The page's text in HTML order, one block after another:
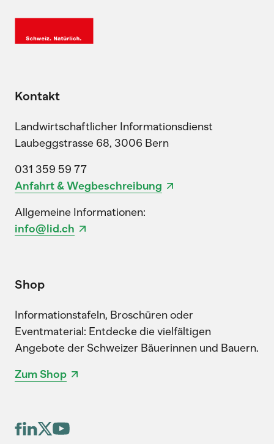
Kontakt
Landwirtschaftlicher Informationsdienst
Laubeggstrasse 68, 3006 Bern
031 359 59 77
Anfahrt & Wegbeschreibung
Allgemeine Informationen:
info@lid.ch
Shop
Informationstafeln, Broschüren oder
Eventmaterial: Entdecke die vielfältigen
Angebote der Schweizer Bäuerinnen und Bauern.
Zum Shop